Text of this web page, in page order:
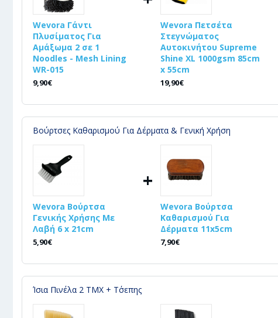
Wevora Γάντι
Πλυσίματος Για
Αμάξωμα 2 σε 1
Noodles - Mesh Lining
WR-015
9,90€
Wevora Πετσέτα
Στεγνώματος
Αυτοκινήτου Supreme
Shine XL 1000gsm 85cm
x 55cm
19,90€
Βούρτσες Καθαρισμού Για Δέρματα & Γενική Χρήση
Wevora Βούρτσα
Γενικής Χρήσης Με
Λαβή 6 x 21cm
5,90€
+
Wevora Βούρτσα
Καθαρισμού Για
Δέρματα 11x5cm
7,90€
Ίσια Πινέλα 2 ΤΜΧ + Τ΄σεπης